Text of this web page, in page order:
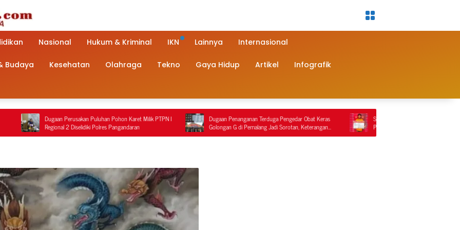
Nasional Hukum & Kriminal IKN Lainnya Internasional
Budaya Kesehatan Olahraga Tekno Gaya Hidup Artikel Infografik
Dugaan Perusakan Puluhan Pohon Karet Milik PTPN I
Regional 2 Diselidiki Polres Pangandaran
Dugaan Penanganan Terduga Pengedar Obat Keras
Golongan G di Pemalang Jadi Sorotan, Keterangan
Polisi Berbeda dengan Rekaman Video
Sat Reskrim Polres Nagan Raya Kembali Lakukan
Penindakan Penyalahgunaan BBM Bersubsidi, Tiga
Tersangka Ditahan.